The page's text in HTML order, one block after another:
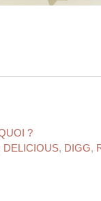
?
DELICIOUS, DIGG,